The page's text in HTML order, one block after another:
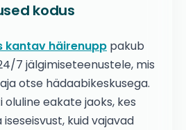
kodus
kantav häirenupp pakub
7 jälgimiseteenustele, mis
otse hädaabikeskusega.
oluline eakate jaoks, kes
kuid vajavad